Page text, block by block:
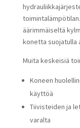
äärimmäiseltä
konetta suojatulla
Muita keskeisiä
Koneen
käyttöä
Tiivisteiden ja
varalta